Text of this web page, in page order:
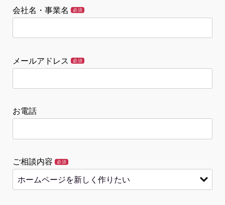
会社名・事業名 必須
メールアドレス 必須
お電話
ご相談内容 必須